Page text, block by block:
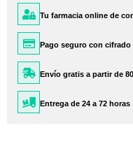
Tu farmacia online de
Pago seguro con cifrado
Envío gratis a partir de
Entrega de 24 a 72 horas